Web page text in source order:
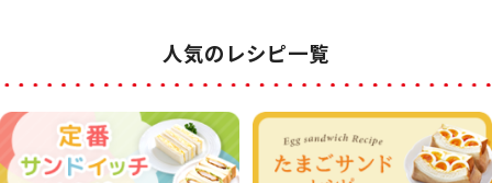
人気のレシピ一覧